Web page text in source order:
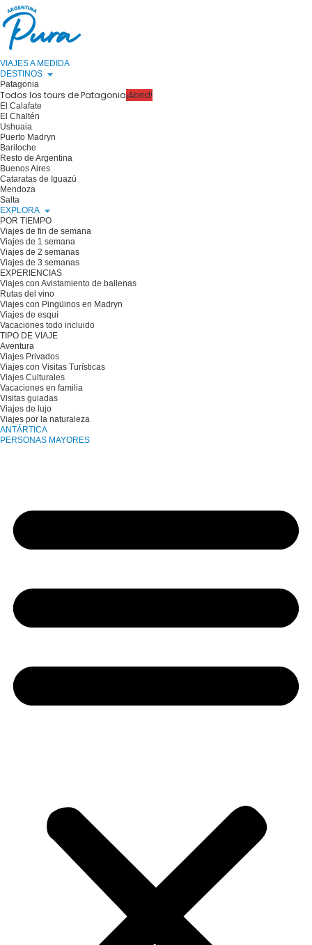
VIAJES A MEDIDA
DESTINOS
Patagonia
Todos los tours de Patagonia¡Abrid!
El Calafate
El Chaltén
Ushuaia
Puerto Madryn
Bariloche
Resto de Argentina
Buenos Aires
Cataratas de Iguazú
Mendoza
Salta
EXPLORA
POR TIEMPO
Viajes de fin de semana
Viajes de 1 semana
Viajes de 2 semanas
Viajes de 3 semanas
EXPERIENCIAS
Viajes con Avistamiento de ballenas
Rutas del vino
Viajes con Pingüinos en Madryn
Viajes de esquí
Vacaciones todo incluido
TIPO DE VIAJE
Aventura
Viajes Privados
Viajes con Visitas Turísticas
Viajes Culturales
Vacaciones en familia
Visitas guiadas
Viajes de lujo
Viajes por la naturaleza
ANTÁRTICA
PERSONAS MAYORES